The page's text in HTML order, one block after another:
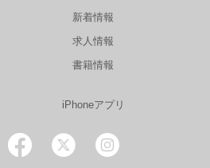
新着情報
求人情報
書籍情報
iPhoneアプリ